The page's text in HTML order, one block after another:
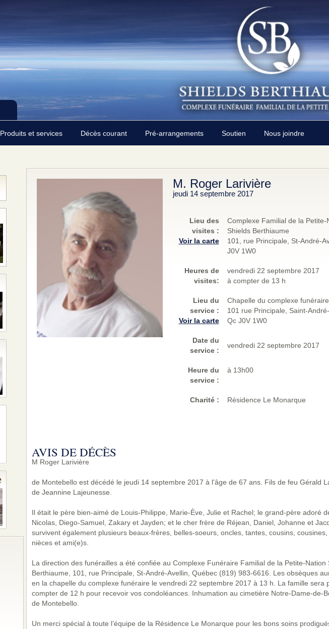
Produits et services Décès courant Pré-arrangements Soutien Nous joindre
M. Roger Larivière
jeudi 14 septembre 2017
Lieu des
visites :
Voir la carte
Complexe Familial de la Petite-
Shields Berthiaume
101, rue Principale, St-André-
J0V 1W0
Heures de
visites:
vendredi 22 septembre 2017
à compter de 13 h
Lieu du
service :
Voir la carte
Chapelle du complexe funéraire
101 rue Principale, Saint-André-
Qc J0V 1W0
Date du
service :
vendredi 22 septembre 2017
Heure du
service :
à 13h00
Charité: Résidence Le Monarque
AVIS DE DÉCÈS
M Roger Larivière
de Montebello est décédé le jeudi 14 septembre 2017 à l'âge de 67 ans. Fils de feu Gérald
de Jeannine Lajeunesse.
Il était le père bien-aimé de Louis-Philippe, Marie-Ève, Julie et Rachel; le grand-père adoré
Nicolas, Diego-Samuel, Zakary et Jayden; et le cher frère de Réjean, Daniel, Johanne et
survivent également plusieurs beaux-frères, belles-soeurs, oncles, tantes, cousins, cousines,
nièces et ami(e)s.
La direction des funérailles a été confiée au Complexe Funéraire Familial de la Petite-Nation
Berthiaume, 101, rue Principale, St-André-Avellin, Québec (819) 983-6616. Les obsèques
en la chapelle du complexe funéraire le vendredi 22 septembre 2017 à 13 h. La famille sera
compter de 12 h pour recevoir vos condoléances. Inhumation au cimetière Notre-Dame-de-
de Montebello.
Un merci spécial à toute l’équipe de la Résidence Le Monarque pour les bons soins